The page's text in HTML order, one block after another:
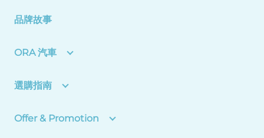
品牌故事
ORA 汽車
選購指南
Offer & Promotion